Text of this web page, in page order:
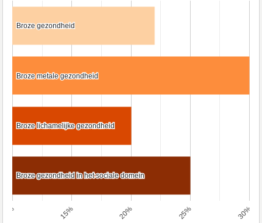
10% 15% 20% 25% 30%
Broze gezondheid
Broze gezondheid
Broze metale gezondheid
Broze metale gezondheid
Broze lichamelijke gezondheid
Broze lichamelijke gezondheid
Broze gezondheid in het sociale domein
Broze gezondheid in het sociale domein